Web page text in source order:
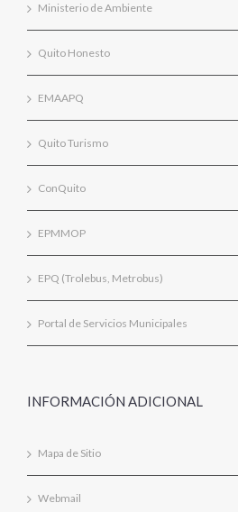
Ministerio de Ambiente
Quito Honesto
EMAAPQ
Quito Turismo
ConQuito
EPMMOP
EPQ (Trolebus, Metrobus)
Portal de Servicios Municipales
INFORMACIÓN ADICIONAL
Mapa de Sitio
Webmail